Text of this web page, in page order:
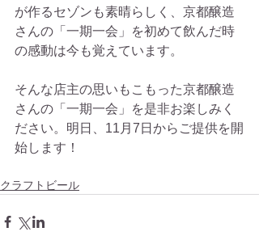
が作るセゾンも素晴らしく、京都醸造
さんの「一期一会」を初めて飲んだ時
の感動は今も覚えています。
そんな店主の思いもこもった京都醸造
さんの「一期一会」を是非お楽しみく
ださい。明日、11月7日からご提供を開
始します！
クラフトビール